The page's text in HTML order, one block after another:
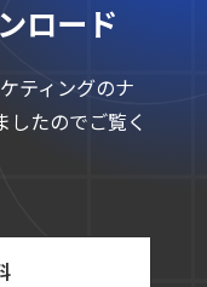
ロード
ティングのナ
したのでご覧く